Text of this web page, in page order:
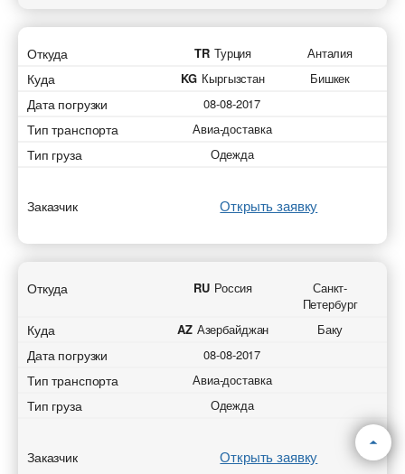
Откуда TR Турция Анталия
Куда KG Кыргызстан Бишкек
Дата погрузки 08-08-2017
Тип транспорта Авиа-доставка
Тип груза Одежда
Заказчик Открыть заявку
Откуда RU Россия
Санкт-
Петербург
Куда AZ Азербайджан Баку
Дата погрузки 08-08-2017
Тип транспорта Авиа-доставка
Тип груза Одежда
Заказчик Открыть заявку